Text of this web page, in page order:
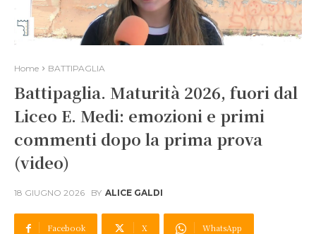
Home BATTIPAGLIA
Battipaglia. Maturità 2026, fuori dal
Liceo E. Medi: emozioni e primi
commenti dopo la prima prova
(video)
18 GIUGNO 2026 BY ALICE GALDI
Facebook X WhatsApp